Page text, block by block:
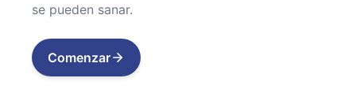
se pueden sanar.
Comenzar